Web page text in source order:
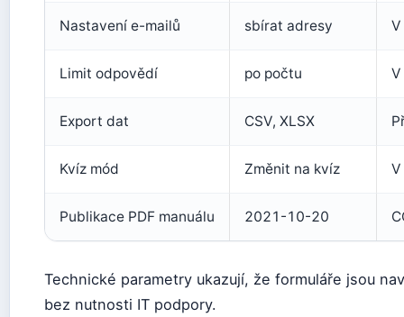
Nastavení e-mailů sbírat adresy
Limit odpovědí po počtu
Export dat CSV, XLSX
Kvíz mód Změnit na kvíz
Publikace PDF manuálu 2021-10-20
Technické parametry ukazují, že formuláře jsou
bez nutnosti IT podpory.